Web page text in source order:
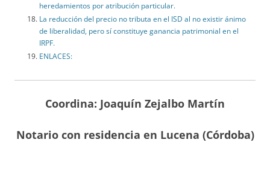
heredamientos por atribución particular.
La reducción del precio no tributa en el ISD al no existir ánimo
de liberalidad, pero sí constituye ganancia patrimonial en el
IRPF.
ENLACES:
Coordina: Joaquín Zejalbo Martín
Notario con residencia en Lucena (Córdoba)